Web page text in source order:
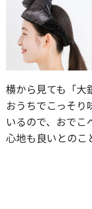
横から見ても「大
おうちでこっそり
いるので、おで
心地も良いとのこ